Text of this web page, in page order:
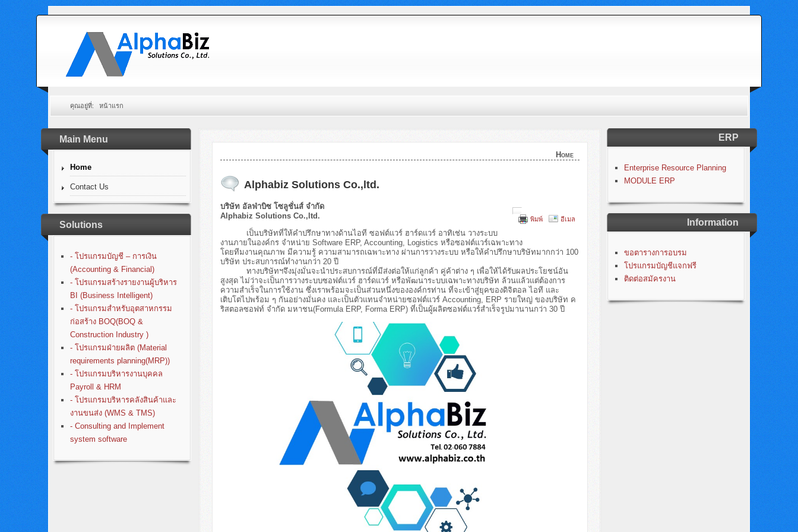
คุณอยู่ที่:หน้าแรก
Main Menu
Home
Contact Us
Solutions
- โปรแกรมบัญชี – การเงิน
(Accounting & Financial)
- โปรแกรมสร้างรายงานผู้บริหาร
BI (Business Intelligent)
- โปรแกรมสำหรับอุตสาหกรรม
ก่อสร้าง BOQ(BOQ &
Construction Industry )
- โปรแกรมฝ่ายผลิต (Material
requirements planning(MRP))
- โปรแกรมบริหารงานบุคคล
Payroll & HRM
- โปรแกรมบริหารคลังสินค้าและ
งานขนส่ง (WMS & TMS)
- Consulting and Implement
system software
Home
Alphabiz Solutions Co.,ltd.
พิมพ์ อีเมล
บริษัท อัลฟ่าบิซ โซลูชั่นส์ จำกัด
Alphabiz Solutions Co.,ltd.
เป็นบริษัทที่ให้คำปรึกษาทางด้านไอที ซอฟต์แวร์ ฮาร์ดแวร์ อาทิเช่น วางระบบ
งานภายในองค์กร จำหน่าย Software ERP, Accounting, Logistics หรือซอฟต์แวร์เฉพาะทาง
โดยทีมงานคุณภาพ มีความรู้ ความสามารถเฉพาะทาง ผ่านการวางระบบ หรือให้คำปรึกษาบริษัทมากกว่า 100
บริษัท ประสบการณ์ทำงานกว่า 20 ปี
ทางบริษัทฯจึงมุ่งมั่นจะนำประสบการณ์ที่มีส่งต่อให้แก่ลูกค้า คู่ค้าต่าง ๆ เพื่อให้ได้รับผลประโยชน์อัน
สูงสุด ไม่ว่าจะเป็นการวางระบบซอฟต์แวร์ ฮาร์ดแวร์ หรือพัฒนาระบบเฉพาะทางบริษัท ล้วนแล้วแต่ต้องการ
ความสำเร็จในการใช้งาน ซึ่งเราพร้อมจะเป็นส่วนหนึ่งขององค์กรท่าน ที่จะเข้าสู่ยุคของดิจิตอล ไอที และ
เติบโตไปพร้อม ๆ กันอย่างมั่นคง และเป็นตัวแทนจำหน่ายซอฟต์แวร์ Accounting, ERP รายใหญ่ ของบริษัท ค
ริสตอลซอฟท์ จำกัด มหาชน(Formula ERP, Forma ERP) ที่เป็นผู้ผลิตซอฟต์แวร์สำเร็จรูปมานานกว่า 30 ปี
ERP
Enterprise Resource Planning
MODULE ERP
Information
ขอตารางการอบรม
โปรแกรมบัญชีแจกฟรี
ติดต่อสมัครงาน